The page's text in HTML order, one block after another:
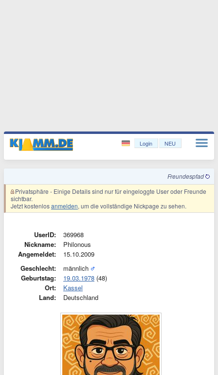
Login NEU
Freundespfad
Privatsphäre - Einige Details sind nur für eingeloggte User oder Freunde
sichtbar.
Jetzt kostenlosanmelden, um die vollständige Nickpage zu sehen.
UserID:
369968
Nickname:
Philonous
Angemeldet:
15.10.2009
Geschlecht:
männlich
Geburtstag:
19.03.1978 (48)
Ort:
Kassel
Land:
Deutschland